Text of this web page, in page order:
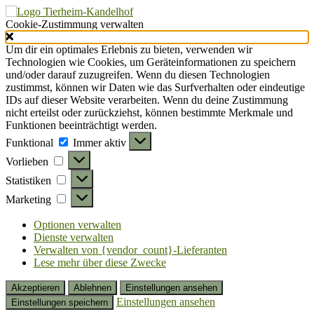
Cookie-Zustimmung verwalten
Um dir ein optimales Erlebnis zu bieten, verwenden wir
Technologien wie Cookies, um Geräteinformationen zu speichern
und/oder darauf zuzugreifen. Wenn du diesen Technologien
zustimmst, können wir Daten wie das Surfverhalten oder eindeutige
IDs auf dieser Website verarbeiten. Wenn du deine Zustimmung
nicht erteilst oder zurückziehst, können bestimmte Merkmale und
Funktionen beeinträchtigt werden.
Funktional
Funktional
Immer aktiv
Vorlieben
Vorlieben
Statistiken Statistiken
Marketing Marketing
Optionen verwalten
Dienste verwalten
Verwalten von {vendor_count}-Lieferanten
Lese mehr über diese Zwecke
Akzeptieren Ablehnen
Einstellungen ansehen
Einstellungen speichern
Einstellungen ansehen